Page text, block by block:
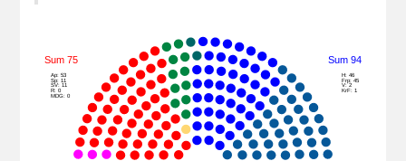
Sum 75
Ap: 53
Sp: 11
SV: 11
R: 0
MDG: 0
Sum 94
H: 46
Frp: 45
V: 2
KrF: 1